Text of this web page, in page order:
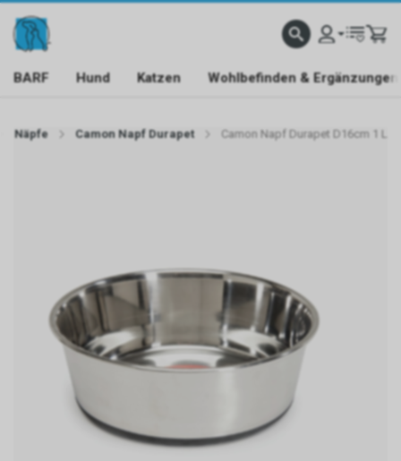
BARF Hund Katzen Wohlbefinden & Ergänzungen
Näpfe Camon Napf Durapet Camon Napf Durapet D16cm 1 L